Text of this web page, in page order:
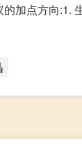
加点方向:1.